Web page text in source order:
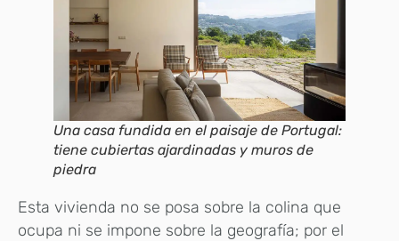
Una casa fundida en el paisaje de Portugal:
tiene cubiertas ajardinadas y muros de
piedra
Esta vivienda no se posa sobre la colina que
ocupa ni se impone sobre la geografía; por el